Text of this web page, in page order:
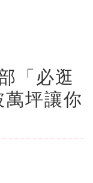
「必逛
坪讓你